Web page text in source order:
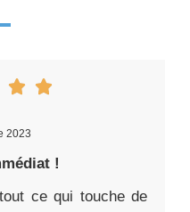
2023
!
ce qui touche de